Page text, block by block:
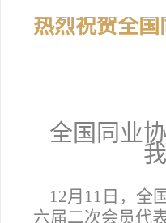
全国同业
12月11日，全
六届二次会员代